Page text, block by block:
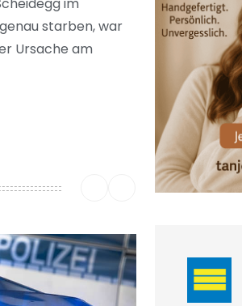
starben, war
Ursache am